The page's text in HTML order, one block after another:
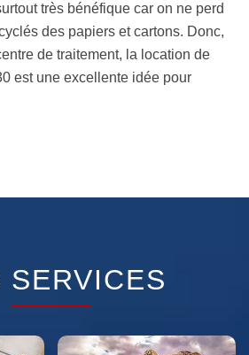
très bénéfique car on ne perd
des papiers et cartons. Donc,
de traitement, la location de
est une excellente idée pour
SERVICES